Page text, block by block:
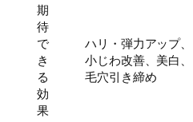
期
待
で
き
る
効
果
ハリ・弾力アップ、
小じわ改善、美白、
毛穴引き締め